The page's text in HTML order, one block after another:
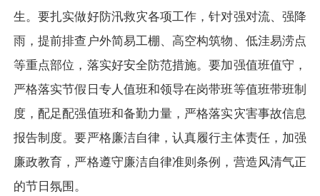
生。要扎实做好防汛救灾各项工作，针对强对流、强降
雨，提前排查户外简易工棚、高空构筑物、低洼易涝点
等重点部位，落实好安全防范措施。要加强值班值守，
严格落实节假日专人值班和领导在岗带班等值班带班制
度，配足配强值班和备勤力量，严格落实灾害事故信息
报告制度。要严格廉洁自律，认真履行主体责任，加强
廉政教育，严格遵守廉洁自律准则条例，营造风清气正
的节日氛围。